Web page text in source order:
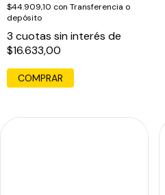
$44.909,10 con Transferencia o
depósito
3 cuotas sin interés de
$16.633,00